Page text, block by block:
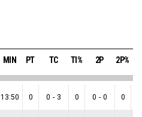
MIN PT TC TI% 2P 2P%
13:50 0 0 - 3 0 0 - 0 0